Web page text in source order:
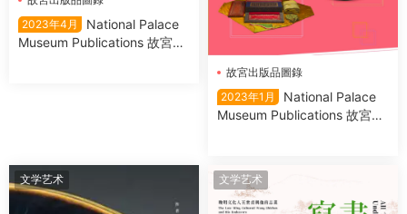
2023年4月
National Palace
Museum Publications 故宮出
故宮出版品圖錄
2023年1月
National Palace
Museum Publications 故宮出
文学艺术 文学艺术